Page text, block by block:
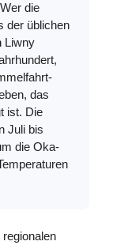
die
der üblichen
Liwny
das
ist. Die
Juli bis
die Oka-